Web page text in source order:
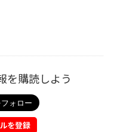
を購読しよう